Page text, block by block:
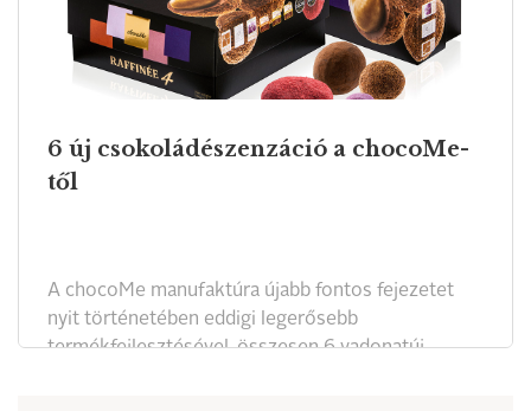
6 új csokoládészenzáció a chocoMe-
től
A chocoMe manufaktúra újabb fontos fejezetet
nyit történetében eddigi legerősebb
termékfejlesztésével, összesen 6 vadonatúj